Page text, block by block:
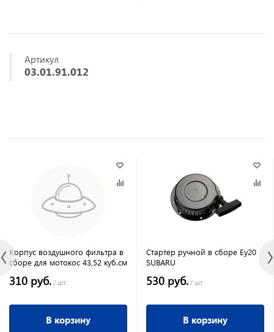
Артикул
03.01.91.012
Корпус воздушного фильтра в
сборе для мотокос 43,52 куб.см
310 руб. / шт
В корзину
Стартер ручной в сборе Ey20
SUBARU
530 руб. / шт
В корзину